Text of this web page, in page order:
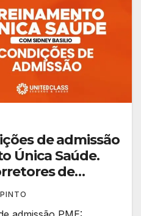
de admissão
Única Saúde.
de